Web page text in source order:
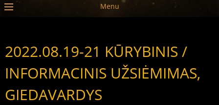
Menu
2022.08.19-21 KŪRYBINIS /
INFORMACINIS UŽSIĖMIMAS,
GIEDAVARDYS